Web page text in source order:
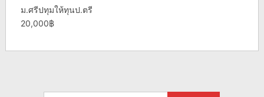
ม.ศรีปทุมให้ทุนป.ตรี
20,000฿